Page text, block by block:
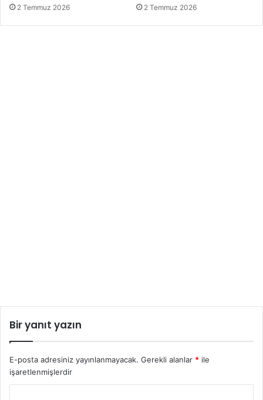
2 Temmuz 2026 2 Temmuz 2026
Bir yanıt yazın
E-posta adresiniz yayınlanmayacak. Gerekli alanlar * ile
işaretlenmişlerdir